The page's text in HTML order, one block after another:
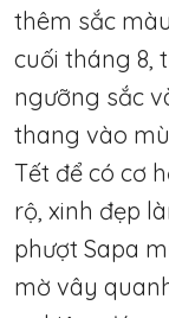
thêm sắc
cuối tháng 8,
ngưỡng sắc
thang vào
Tết để có cơ
rộ, xinh đẹp
phượt Sapa
mờ vây